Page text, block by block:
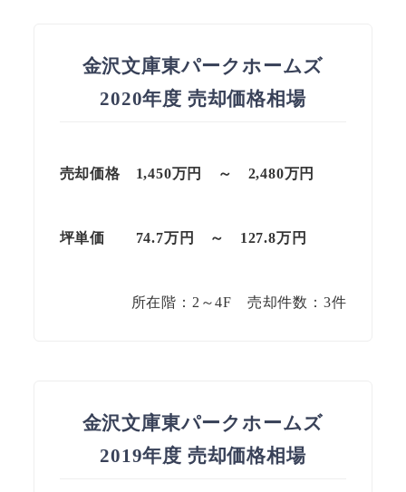
金沢文庫東パークホームズ
2020年度 売却価格相場
売却価格 1,450万円 ～ 2,480万円
坪単価 74.7万円 ～ 127.8万円
所在階：2～4F 売却件数：3件
金沢文庫東パークホームズ
2019年度 売却価格相場